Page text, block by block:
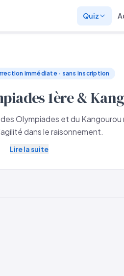
Quiz
immédiate · sans inscription
1ère &
Olympiades et du Kangourou
dans le raisonnement.
Lire la suite